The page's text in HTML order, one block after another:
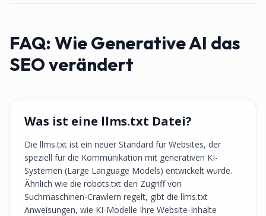
FAQ: Wie Generative AI das
SEO verändert
Was ist eine llms.txt Datei?
Die llms.txt ist ein neuer Standard für Websites, der
speziell für die Kommunikation mit generativen KI-
Systemen (Large Language Models) entwickelt wurde.
Ähnlich wie die robots.txt den Zugriff von
Suchmaschinen-Crawlern regelt, gibt die llms.txt
Anweisungen, wie KI-Modelle Ihre Website-Inhalte